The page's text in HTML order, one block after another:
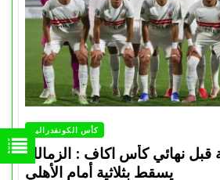
كأس الكونفدرالية
قبل نهائي كأس اكاف : الزمالك